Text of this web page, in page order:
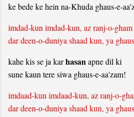
ke bede ke hein na-Khuda ghaus-e-
imdad-kun imdad-kun, az ranj-o-gham
dar deen-o-duniya shaad kun, ya
kahe kis se ja karhasanapne dil ki
sune kaun tere siwa ghaus-e-aa'zam!
imdaad-kun imdaad-kun, az ranj-o-
dar deen-o-duniya shaad kun, ya